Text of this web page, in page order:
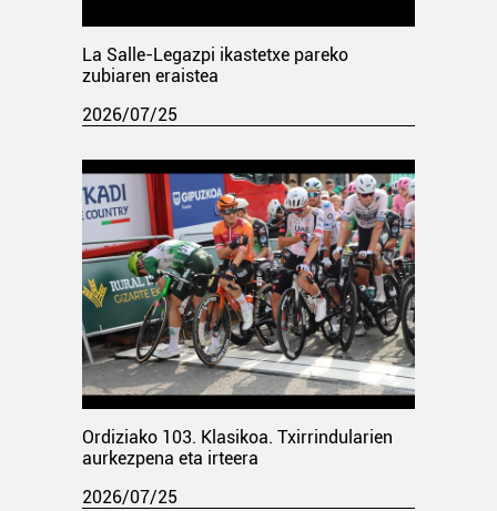
La Salle-Legazpi ikastetxe pareko
zubiaren eraistea
2026/07/25
Ordiziako 103. Klasikoa. Txirrindularien
aurkezpena eta irteera
2026/07/25